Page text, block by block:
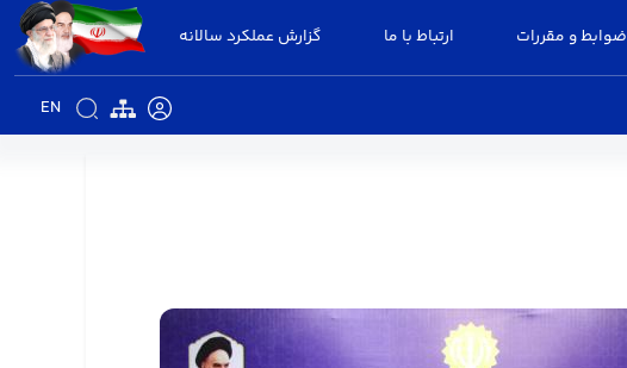
ضوابط و مقررات ارتباط با ما گزارش عملکرد سالانه
EN